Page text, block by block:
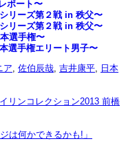
ポート〜
リーズ第２戦 in 秩父〜
リーズ第２戦 in 秩父〜
選手権〜
選手権エリート男子〜
ア, 佐伯辰哉, 吉井康平, 日本
リンコレクション2013 前橋
は何かできるかも!」